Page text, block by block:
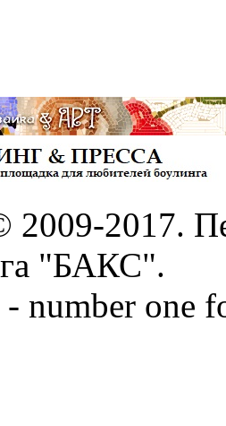
2017.
"БАКС".
number one